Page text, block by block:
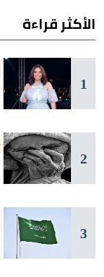
الأكثر قراءة
1
2
3